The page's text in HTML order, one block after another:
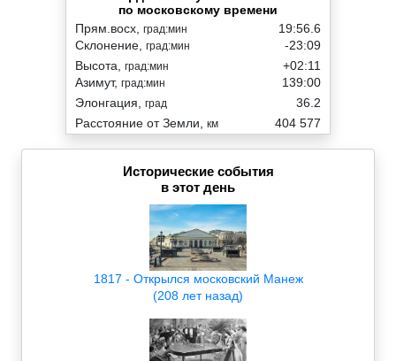
по московскому времени
Прям.восх, град:мин
Склонение, град:мин
19:56.6
-23:09
Высота, град:мин
Азимут, град:мин
+02:11
139:00
Элонгация, град
36.2
Расстояние от Земли, км 404 577
Исторические события
в этот день
1817 - Открылся московский Манеж
(208 лет назад)